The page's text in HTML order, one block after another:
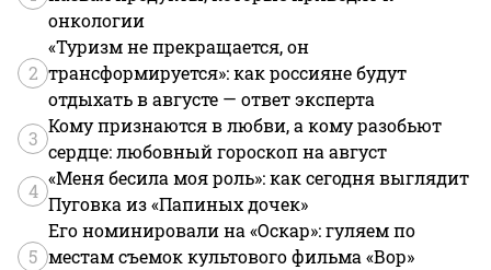
онкологии
2
«Туризм не прекращается, он
трансформируется»: как россияне будут
отдыхать в августе — ответ эксперта
3
Кому признаются в любви, а кому разобьют
сердце: любовный гороскоп на август
4
«Меня бесила моя роль»: как сегодня выглядит
Пуговка из «Папиных дочек»
5
Его номинировали на «Оскар»: гуляем по
местам съемок культового фильма «Вор»